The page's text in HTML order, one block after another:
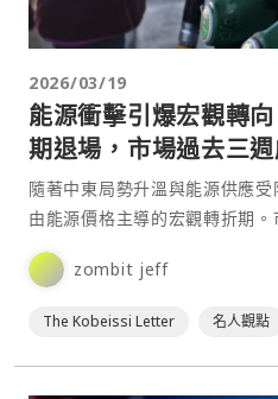
2026/03/19
能源衝擊引爆宏觀轉
期退場，市場過去三
隨著中東局勢升溫與能源供應
由能源價格主導的宏觀轉折期
Letter⋯
zombit jeff
The Kobeissi Letter 名人觀點